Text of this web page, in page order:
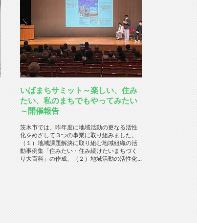
いばまちサミット～楽しい、住み
たい、私のまちでもやってみたい
～開催報告
茨木市では、昨年度に地域活動の更なる活性
化をめざして３つの事業に取り組みました。
（１）地域課題解決に取り組む地域組織の活
動事例集「住みたい・住み続けたいまちづく
り大百科」の作成、（２）地域活動の活性化...